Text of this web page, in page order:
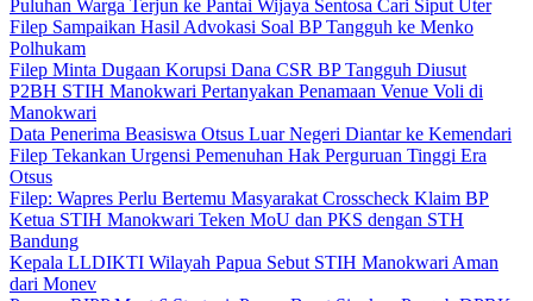
Puluhan Warga Terjun ke Pantai Wijaya Sentosa Cari Siput Uter
Filep Sampaikan Hasil Advokasi Soal BP Tangguh ke Menko
Polhukam
Filep Minta Dugaan Korupsi Dana CSR BP Tangguh Diusut
P2BH STIH Manokwari Pertanyakan Penamaan Venue Voli di
Manokwari
Data Penerima Beasiswa Otsus Luar Negeri Diantar ke Kemendari
Filep Tekankan Urgensi Pemenuhan Hak Perguruan Tinggi Era
Otsus
Filep: Wapres Perlu Bertemu Masyarakat Crosscheck Klaim BP
Ketua STIH Manokwari Teken MoU dan PKS dengan STH
Bandung
Kepala LLDIKTI Wilayah Papua Sebut STIH Manokwari Aman
dari Monev